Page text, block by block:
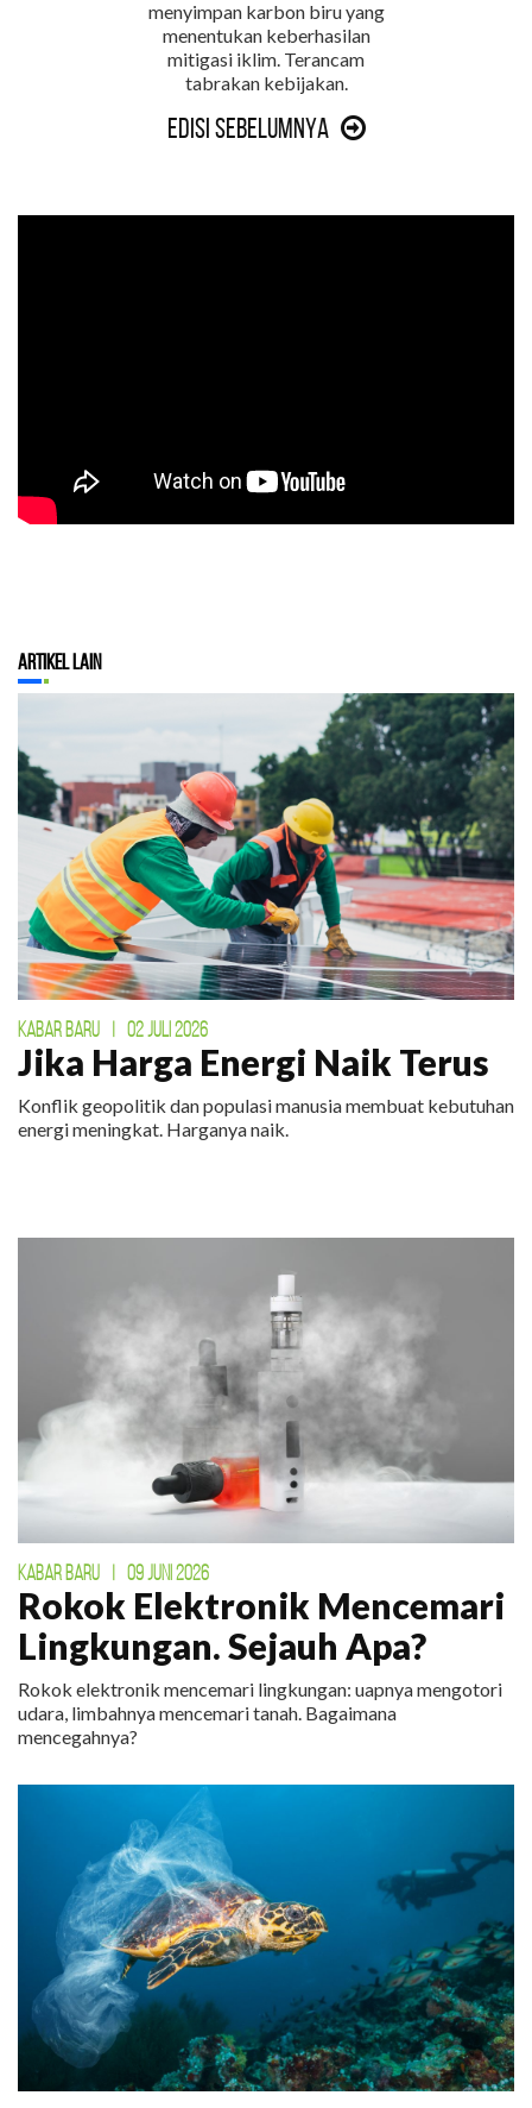
menyimpan karbon biru yang
menentukan keberhasilan
mitigasi iklim. Terancam
tabrakan kebijakan.
Edisi Sebelumnya
Artikel Lain
KABAR BARU | 02 JULI 2026
Jika Harga Energi Naik Terus
Konflik geopolitik dan populasi manusia membuat kebutuhan
energi meningkat. Harganya naik.
KABAR BARU 09 JUNI 2026
Rokok Elektronik Mencemari
Lingkungan. Sejauh Apa?
Rokok elektronik mencemari lingkungan: uapnya mengotori
udara, limbahnya mencemari tanah. Bagaimana
mencegahnya?